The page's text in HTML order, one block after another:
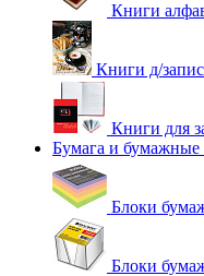
Книги
Книги д/
Книги для
Бумага и бумажные
Блоки
Блоки